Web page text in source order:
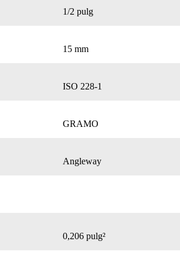
1/2 pulg
15 mm
ISO 228-1
GRAMO
Angleway
0,206 pulg²